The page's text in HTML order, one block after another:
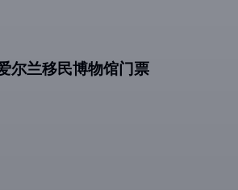
尔兰移民博物馆门票